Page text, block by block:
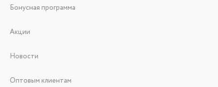
Бонусная программа
Акции
Новости
Оптовым клиентам